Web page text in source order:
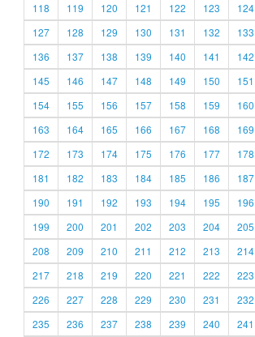
118
119 120 121 122 123 124
127
128 129 130 131 132 133
136
137 138 139 140 141 142
145
146 147 148 149 150 151
154
155 156 157 158 159 160
163
164 165 166 167 168 169
172
173 174 175 176 177 178
181
182 183 184 185 186 187
190
191 192 193 194 195 196
199
200 201 202 203 204 205
208
209 210 211 212 213 214
217
218 219 220 221 222 223
226
227 228 229 230 231 232
235
236 237 238 239 240 241